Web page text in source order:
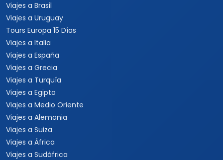
Viajes a Brasil
Viajes a Uruguay
Tours Europa 15 Días
Viajes a Italia
Viajes a España
Viajes a Grecia
Viajes a Turquía
Viajes a Egipto
Viajes a Medio Oriente
Viajes a Alemania
Viajes a Suiza
Viajes a África
Viajes a Sudáfrica